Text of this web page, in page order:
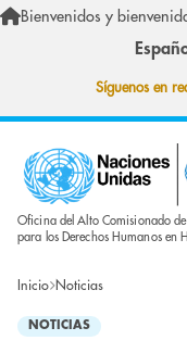
Pasar al contenido
Bienvenidos y
Síguenos en
Oficina del Alto Comisionado
para los Derechos Humanos en
Inicio Noticias
NOTICIAS